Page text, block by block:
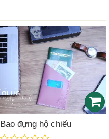
Bao đựng hộ chiếu